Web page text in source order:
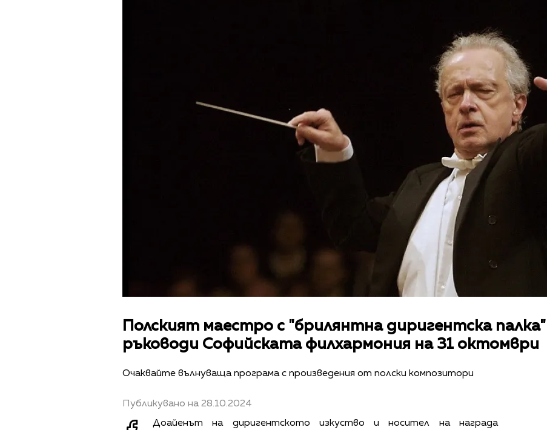
Полският маестро с "брилянтна диригентска
ръководи Софийската филхармония на 31 октомври
Очаквайте вълнуваща програма с произведения от полски композитори
Публикувано на 28.10.2024
Доайенът на диригентското изкуствои носител на награда